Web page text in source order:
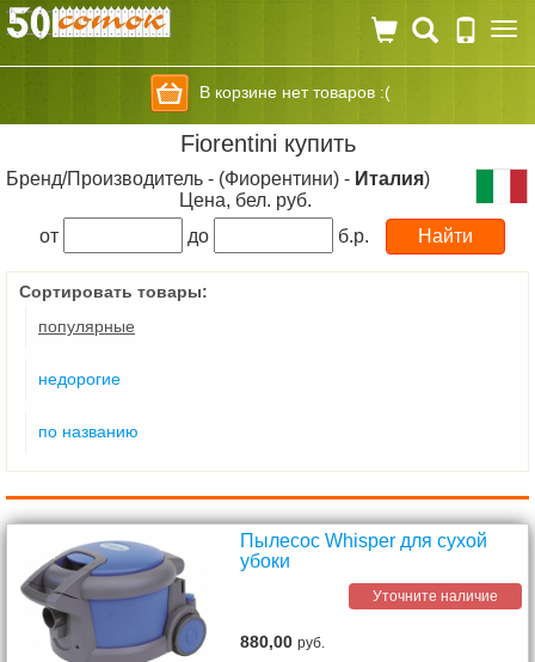
В корзине нет товаров :(
Fiorentini купить
Бренд/Производитель - (Фиорентини) - Италия)
Цена, бел. руб.
от
до б.р.
Сортировать товары:
популярные
недорогие
по названию
Пылесос Whisper для сухой
убоки
Уточните наличие
880,00руб.